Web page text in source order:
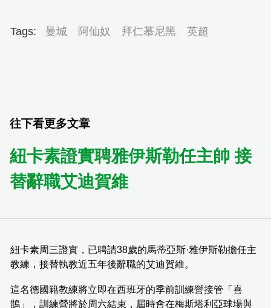
Tags: 曼城 阿仙奴 拜仁慕尼黑 英超
往下看更多文章
紐卡素證實聘雅伊斯勒任主帥 接
替辭職艾迪賀維
紐卡素周三證實，已聘請38歲的馬蒂亞斯·雅伊斯勒擔任主
教練，接替執教近五年後辭職的艾迪賀維。
這名德國籍教練將立即在西班牙的季前訓練營接管「喜
鵲」，訓練營將於周六結束，屆時會在梅斯塔利亞球場與